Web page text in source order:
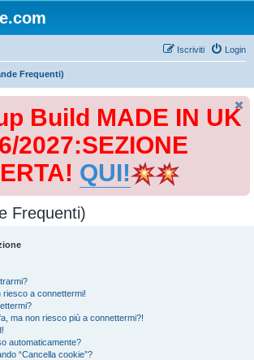
Login
Iscriviti
Frequenti)
Build MADE IN UK
2027:SEZIONE
QUI!
Frequenti)
riesco a connettermi!
ma non riesco più a connettermi?!
automaticamente?
“Cancella cookie”?